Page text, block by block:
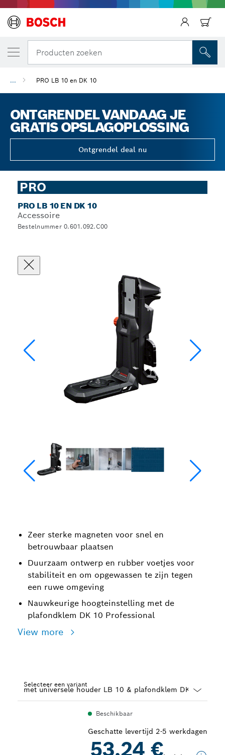
Producten zoeken
... PRO LB 10 en DK 10
ONTGRENDEL VANDAAG JE
GRATIS OPSLAGOPLOSSING
Ontgrendel deal nu
PRO
PRO LB 10 EN DK 10
Accessoire
Bestelnummer 0.601.092.C00
Zeer sterke magneten voor snel en
betrouwbaar plaatsen
Duurzaam ontwerp en rubber voetjes voor
stabiliteit en om opgewassen te zijn tegen
een ruwe omgeving
Nauwkeurige hoogteinstelling met de
plafondklem DK 10 Professional
View more
Selecteer een variant
Beschikbaar
Geschatte levertijd 2-5 werkdagen
53,24 €